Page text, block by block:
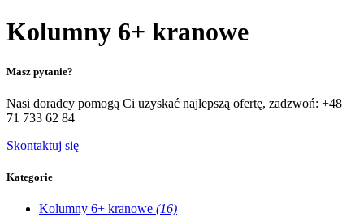
Kolumny 6+ kranowe
Masz pytanie?
Nasi doradcy pomogą Ci uzyskać najlepszą ofertę, zadzwoń: +48
71 733 62 84
Skontaktuj się
Kategorie
Kolumny 6+ kranowe (16)